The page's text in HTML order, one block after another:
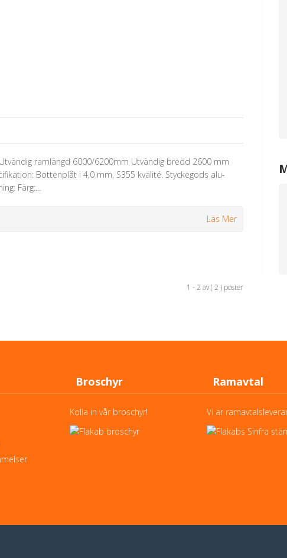
ramlängd 6000/6200mm Utvändig bredd 2600 mm
Bottenplåt i 4,0 mm, S355 kvalité. Styckegods alu-
Färg:...
Läs Mer
1 - 2 av ( 2 ) poster
Broschyr
Kolla in vår broschyr!
Ramavtal
Vi är